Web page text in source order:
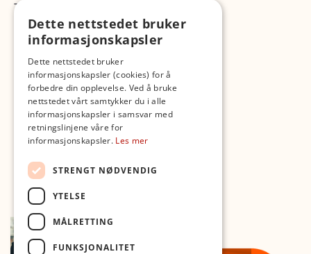
TikTok
Fotopodden
Dette nettstedet bruker
informasjonskapsler
Dette nettstedet bruker
informasjonskapsler (cookies) for å
forbedre din opplevelse. Ved å bruke
nettstedet vårt samtykker du i alle
informasjonskapsler i samsvar med
retningslinjene våre for
informasjonskapsler. Les mer
STRENGT NØDVENDIG
YTELSE
MÅLRETTING
FUNKSJONALITET